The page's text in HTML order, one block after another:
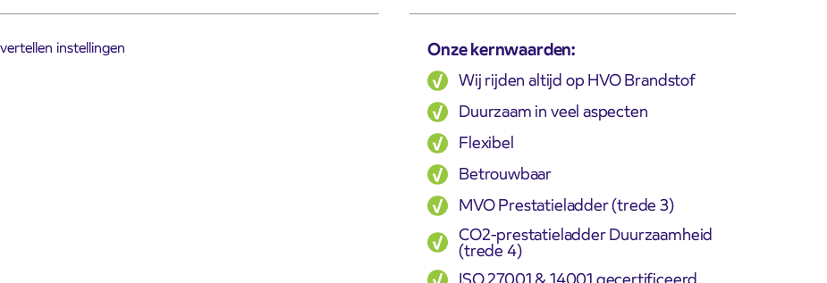
instellingen Onze kernwaarden:
Wij rijden altijd op HVO Brandstof
Duurzaam in veel aspecten
Flexibel
Betrouwbaar
MVO Prestatieladder (trede 3)
CO2-prestatieladder Duurzaamheid
(trede 4)